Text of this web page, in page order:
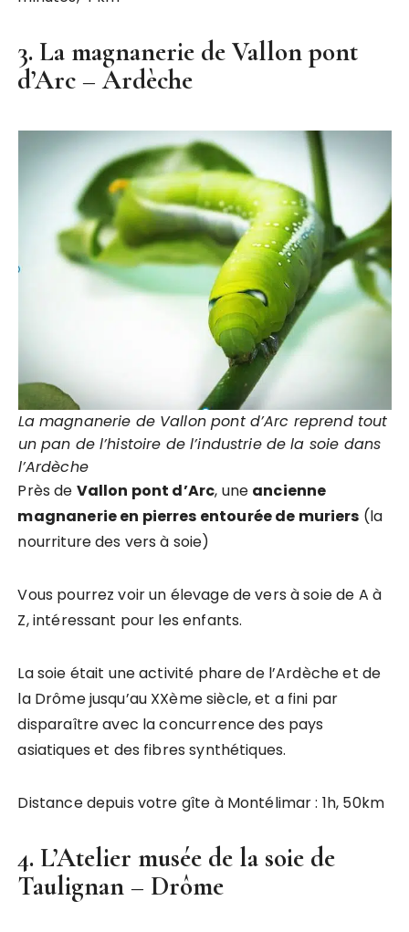
3. La magnanerie de Vallon pont
d’Arc – Ardèche
La magnanerie de Vallon pont d’Arc reprend tout
un pan de l’histoire de l’industrie de la soie dans
l’Ardèche
Près de Vallon pont d’Arc, une ancienne
magnanerie en pierres entourée de muriers (la
nourriture des vers à soie)
Vous pourrez voir un élevage de vers à soie de A à
Z, intéressant pour les enfants.
La soie était une activité phare de l’Ardèche et de
la Drôme jusqu’au XXème siècle, et a fini par
disparaître avec la concurrence des pays
asiatiques et des fibres synthétiques.
Distance depuis votre gîte à Montélimar : 1h, 50km
4. L’Atelier musée de la soie de
Taulignan – Drôme